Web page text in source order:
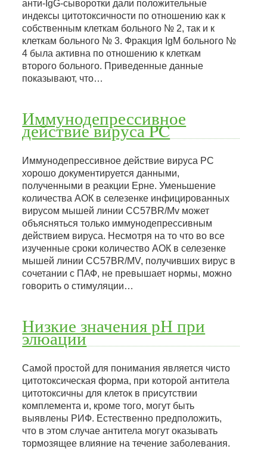
анти-IgG-сыворотки дали положительные
индексы цитотоксичности по отношению как к
собственным клеткам больного № 2, так и к
клеткам больного № 3. Фракция IgM больного №
4 была активна по отношению к клеткам
второго больного. Приведенные данные
показывают, что…
Иммунодепрессивное
действие вируса PC
Иммунодепрессивное действие вируса PC
хорошо документируется данными,
полученными в реакции Ерне. Уменьшение
количества АОК в селезенке инфицированных
вирусом мышей линии CC57BR/Mv может
объясняться только иммунодепрессивным
действием вируса. Несмотря на то что во все
изученные сроки количество АОК в селезенке
мышей линии CC57BR/MV, получивших вирус в
сочетании с ПАФ, не превышает нормы, можно
говорить о стимуляции…
Низкие значения рН при
элюации
Самой простой для понимания является чисто
цитотоксическая форма, при которой антитела
цитотоксичны для клеток в присутствии
комплемента и, кроме того, могут быть
выявлены РИФ. Естественно предположить,
что в этом случае антитела могут оказывать
тормозящее влияние на течение заболевания.